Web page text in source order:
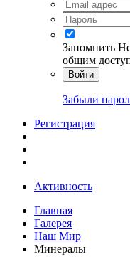
Запомнить
общим
Войти
Забыли
Регистрация
Активность
Главная
Галерея
Наш Мир
Минералы